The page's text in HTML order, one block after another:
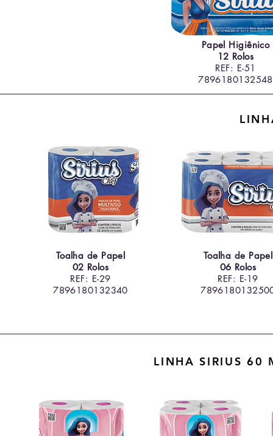
Papel Higiênico
12 Rolos
REF: E-51
7896180132548
Toalha de Papel
02 Rolos
REF: E-29
7896180132340
Toalha de Papel
06 Rolos
REF: E-19
LINHA SIRIUS 60